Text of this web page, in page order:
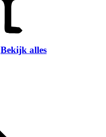
Bekijk alles